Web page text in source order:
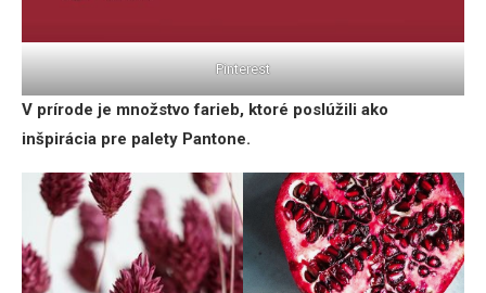
Pinterest
V prírode je množstvo farieb, ktoré poslúžili ako
inšpirácia pre palety Pantone.